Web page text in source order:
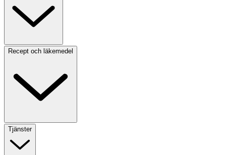
Recept och läkemedel
Tjänster